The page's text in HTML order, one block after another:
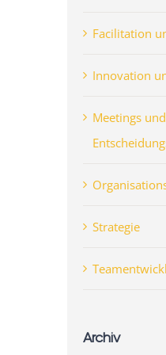
Facilitation
Innovation
Meetings und
Strategie
Archiv